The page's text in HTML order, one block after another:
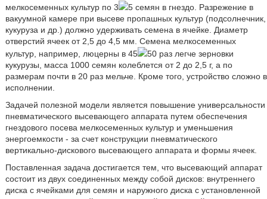
мелкосеменных культур по 3
5 семян в гнездо. Разрежение в
вакуумной камере при высеве пропашных культур (подсолнечник,
кукуруза и др.) должно удерживать семена в ячейке. Диаметр
отверстий ячеек от 2,5 до 4,5 мм. Семена мелкосеменных
культур, например, люцерны в 45
50 раз легче зерновки
кукурузы, масса 1000 семян колеблется от 2 до 2,5 г, а по
размерам почти в 20 раз мельче. Кроме того, устройство сложно в
исполнении.
Задачей полезной модели является повышение универсальности
пневматического высевающего аппарата путем обеспечения
гнездового посева мелкосеменных культур и уменьшения
энергоемкости - за счет конструкции пневматического
вертикально-дискового высевающего аппарата и формы ячеек.
Поставленная задача достигается тем, что высевающий аппарат
состоит из двух соединенных между собой дисков: внутреннего
диска с ячейками для семян и наружного диска с установленной